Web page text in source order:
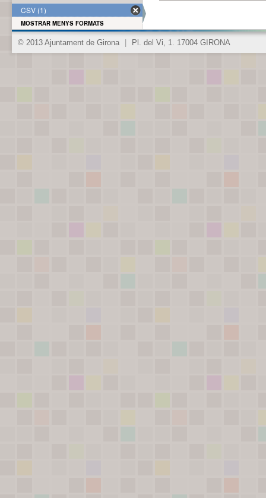
CSV (1)
MOSTRAR MENYS FORMATS
© 2013 Ajuntament de Girona Pl. del Vi, 1. 17004 GIRONA